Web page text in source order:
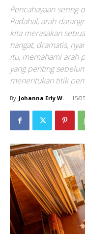
Pencahayaan sering
Padahal, arah
kita merasakan
hangat, dramatis,
itu, memahami arah
yang penting
menentukan titik
By Johanna Erly W. - 15/